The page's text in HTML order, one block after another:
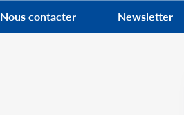
Nous contacter Newsletter